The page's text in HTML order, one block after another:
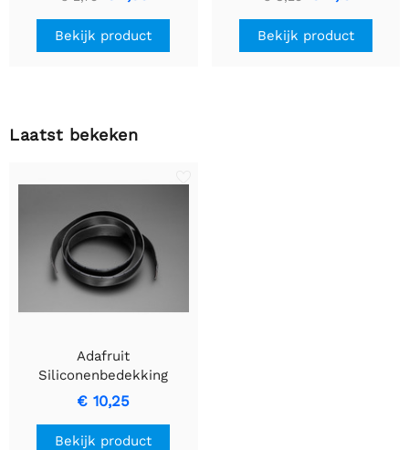
Bekijk product
header einden - 5 mm
LED's
Bekijk product
Laatst bekeken
Adafruit
Siliconenbedekking
Stranded-Core Lintkabel -
10 Draden - 20 AWG
€ 10,25
Bekijk product